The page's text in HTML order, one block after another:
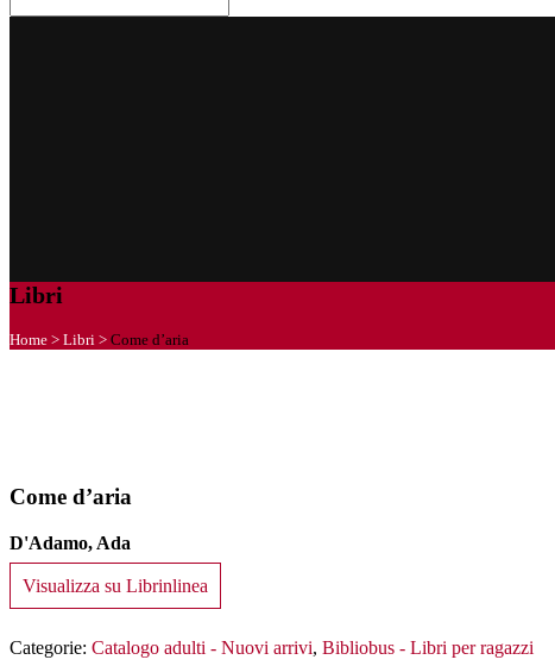
Libri
Home > Libri > Come d’aria
Come d’aria
D'Adamo, Ada
Visualizza su Librinlinea
Categorie: Catalogo adulti - Nuovi arrivi, Bibliobus - Libri per ragazzi